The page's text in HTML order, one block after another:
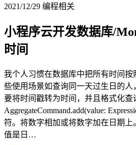
2021/12/29 编程相关
小程序云开发数据库/
时间
我个人习惯在数据库中把所有时间
些使用场景如查询同一天过生日的人
要将时间戳转为时间，并且格式化查
AggregateCommand.add(value:
符。将数字相加或将数字加在日期
值是日…